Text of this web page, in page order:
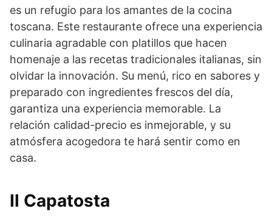
es un refugio para los amantes de la cocina
toscana. Este restaurante ofrece una experiencia
culinaria agradable con platillos que hacen
homenaje a las recetas tradicionales italianas, sin
olvidar la innovación. Su menú, rico en sabores y
preparado con ingredientes frescos del día,
garantiza una experiencia memorable. La
relación calidad-precio es inmejorable, y su
atmósfera acogedora te hará sentir como en
casa.
Il Capatosta